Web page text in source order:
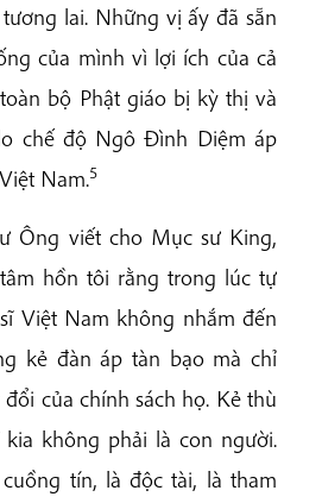
lai. Những vị ấy đã sẵn
của mình vì lợi ích của cả
bộ Phật giáo bị kỳ thị và
chế độ Ngô Đình Diệm áp
Nam.5
Ông viết cho Mục sư King,
hồn tôi rằng trong lúc tự
Việt Nam không nhắm đến
kẻ đàn áp tàn bạo mà chỉ
của chính sách họ. Kẻ thù
không phải là con người.
tín, là độc tài, là tham